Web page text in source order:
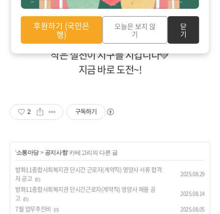
📅 기간 : 7/31~8/17
🏃‍♀️ 주민·직원 누구나 참여 가능!
작은 실천이 지구를 지킵니다💚
지금 바로 도전~!
2 구독하기
'소통마당> 공지사항' 카테고리의 다른 글
방화11종합사회복지관 단시간 근로자(계약직) 영양사 서류 합격
자 공고 (0)
2025.08.29
방화11종합사회복지관 단시간근로자(계약직) 영양사 채용 공
고 (0)
2025.08.14
7월 업무추진비 (0) 2025.08.05
후원하기 (국민은
행)
오늘은 보지 않
기
닫
기